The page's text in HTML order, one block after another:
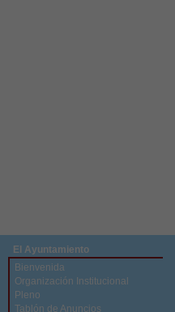
El Ayuntamiento
Bienvenida
Organización Institucional
Pleno
Tablón de Anuncios